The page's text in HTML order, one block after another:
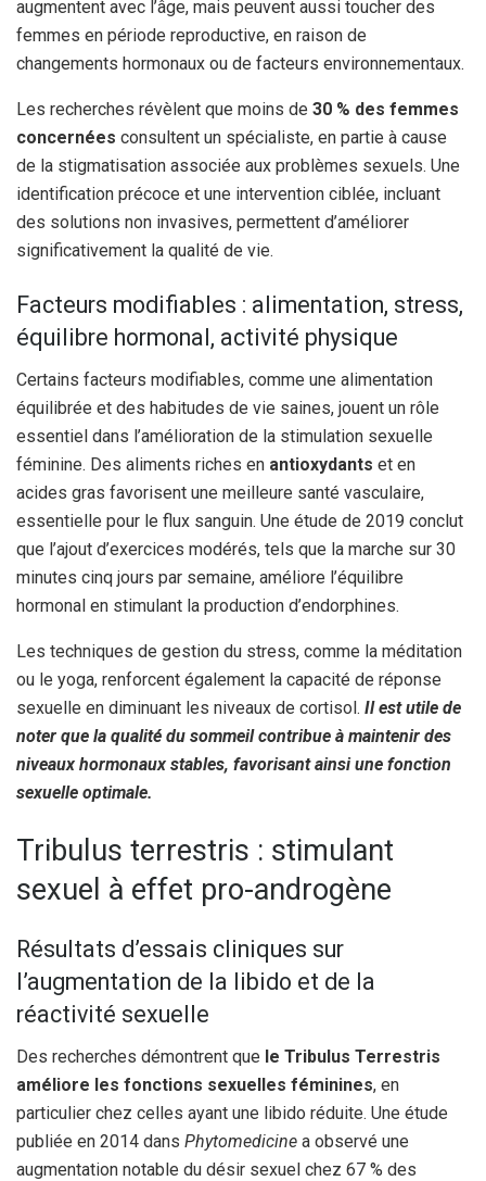
augmentent avec l’âge, mais peuvent aussi toucher des
femmes en période reproductive, en raison de
changements hormonaux ou de facteurs environnementaux.
Les recherches révèlent que moins de 30 % des femmes
concernées consultent un spécialiste, en partie à cause
de la stigmatisation associée aux problèmes sexuels. Une
identification précoce et une intervention ciblée, incluant
des solutions non invasives, permettent d’améliorer
significativement la qualité de vie.
Facteurs modifiables : alimentation, stress,
équilibre hormonal, activité physique
Certains facteurs modifiables, comme une alimentation
équilibrée et des habitudes de vie saines, jouent un rôle
essentiel dans l’amélioration de la stimulation sexuelle
féminine. Des aliments riches en antioxydants et en
acides gras favorisent une meilleure santé vasculaire,
essentielle pour le flux sanguin. Une étude de 2019 conclut
que l’ajout d’exercices modérés, tels que la marche sur 30
minutes cinq jours par semaine, améliore l’équilibre
hormonal en stimulant la production d’endorphines.
Les techniques de gestion du stress, comme la méditation
ou le yoga, renforcent également la capacité de réponse
sexuelle en diminuant les niveaux de cortisol. Il est utile de
noter que la qualité du sommeil contribue à maintenir des
niveaux hormonaux stables, favorisant ainsi une fonction
sexuelle optimale.
Tribulus terrestris : stimulant
sexuel à effet pro-androgène
Résultats d’essais cliniques sur
l’augmentation de la libido et de la
réactivité sexuelle
Des recherches démontrent que le Tribulus Terrestris
améliore les fonctions sexuelles féminines, en
particulier chez celles ayant une libido réduite. Une étude
publiée en 2014 dans Phytomedicine a observé une
augmentation notable du désir sexuel chez 67 % des